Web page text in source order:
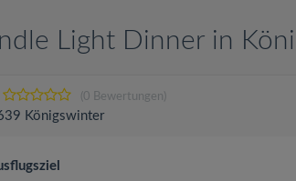
Light Dinner in
(0 Bewertungen)
Königswinter